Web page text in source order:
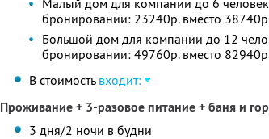
Малый дом для компании до 6
бронировании: 23240р. вместо
Большой дом для компании до 12
бронировании: 49760р. вместо
В стоимость входит:
Проживание + 3-разовое питание + баня и
3 дня/2 ночи в будни